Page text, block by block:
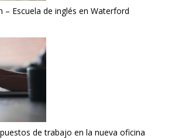
– Escuela de inglés en Waterford
de trabajo en la nueva oficina